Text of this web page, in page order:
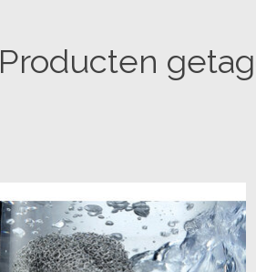
Producten